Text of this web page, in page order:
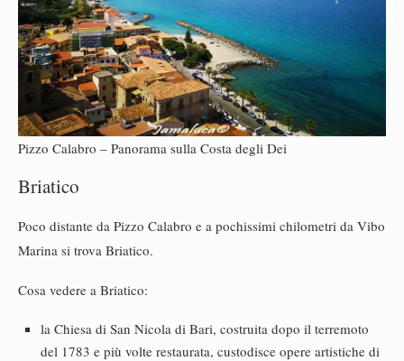
Pizzo Calabro – Panorama sulla Costa degli Dei
Briatico
Poco distante da Pizzo Calabro e a pochissimi chilometri da Vibo
Marina si trova Briatico.
Cosa vedere a Briatico:
la Chiesa di San Nicola di Bari, costruita dopo il terremoto
del 1783 e più volte restaurata, custodisce opere artistiche di